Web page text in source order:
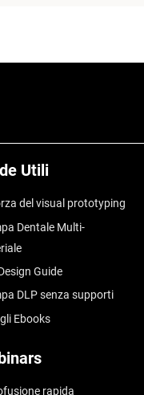
Utili
del visual prototyping
Dentale Multi-
Guide
DLP senza supporti
Ebooks
rapida